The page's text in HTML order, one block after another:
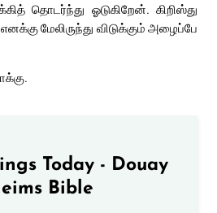
தொடர்ந்து ஓடுகிறேன். கிறிஸ்து
மேலிருந்து விடுக்கும் அழைப்பே
Today - Douay
Bible